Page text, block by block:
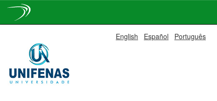
navigation
English Español Português